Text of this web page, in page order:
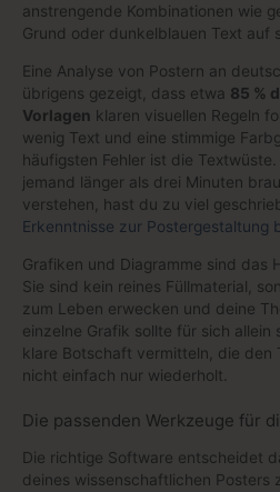
anstrengende Kombinationen wie
Grund oder dunkelblauen Text auf
Eine Analyse von Postern an
übrigens gezeigt, dass etwa 85 %
Vorlagen klaren visuellen Regeln
wenig Text und eine stimmige
häufigsten Fehler ist die
jemand länger als drei Minuten
verstehen, hast du zu viel
Erkenntnisse zur Postergestaltung
Grafiken und Diagramme sind das
Sie sind kein reines Füllmaterial,
zum Leben erwecken und deine
einzelne Grafik sollte für sich allein
klare Botschaft vermitteln, die den
nicht einfach nur wiederholt.
Die passenden Werkzeuge für
Die richtige Software entscheidet
deines wissenschaftlichen Posters